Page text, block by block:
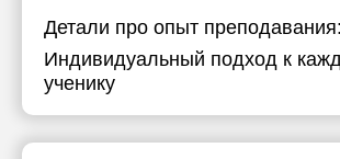
Детали про опыт преподавания:
Индивидуальный подход к
ученику